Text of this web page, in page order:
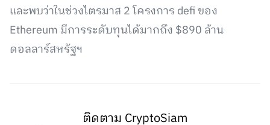
และพบว่าในช่วงไตรมาส 2 โครงการ defi ของ
Ethereum มีการระดับทุนได้มากถึง $890 ล้าน
ดอลลาร์สหรัฐฯ
ติดตาม CryptoSiam